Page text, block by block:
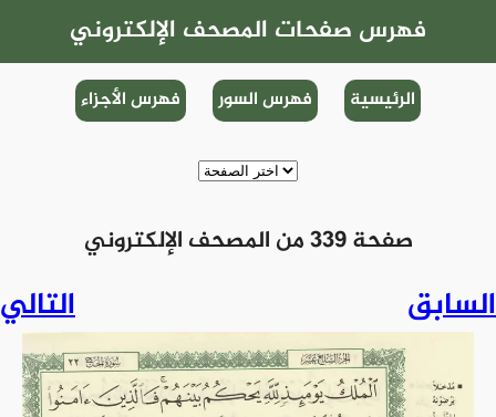
فهرس صفحات المصحف الإلكتروني
فهرس الأجزاء فهرس السور الرئيسية
صفحة 339 من المصحف الإلكتروني
التالي السابق